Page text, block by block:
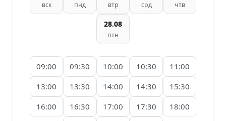
вск пнд втр срд чтв
28.08
птн
09:00 09:30 10:00 10:30
11:00
13:00
13:30 14:00 14:30
15:30
16:00
16:30 17:00 17:30
18:00